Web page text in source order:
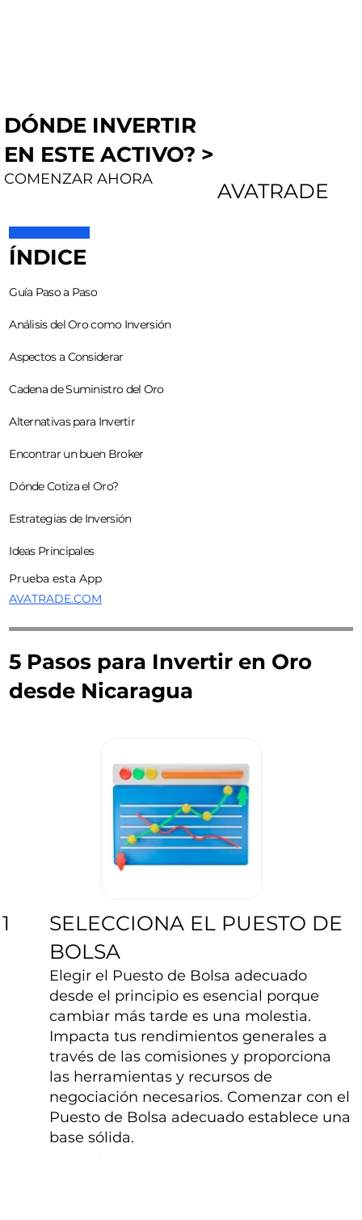
DÓNDE INVERTIR
EN ESTE ACTIVO? >
COMENZAR AHORA
AVATRADE
ÍNDICE
Guía Paso a Paso
Análisis del Oro como Inversión
Aspectos a Considerar
Cadena de Suministro del Oro
Alternativas para Invertir
Encontrar un buen Broker
Dónde Cotiza el Oro?
Estrategias de Inversión
Ideas Principales
Prueba esta App
AVATRADE.COM
5 Pasos para Invertir en Oro
desde Nicaragua
1
SELECCIONA EL PUESTO DE
BOLSA
Elegir el Puesto de Bolsa adecuado
desde el principio es esencial porque
cambiar más tarde es una molestia.
Impacta tus rendimientos generales a
través de las comisiones y proporciona
las herramientas y recursos de
negociación necesarios. Comenzar con el
Puesto de Bolsa adecuado establece una
base sólida.